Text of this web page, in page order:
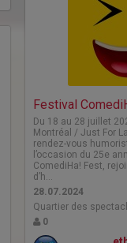
Festival
Du 18 au 28 juillet
Montréal / Just For
rendez-vous
l’occasion du 25e
ComediHa! Fest,
d’h…
28.07.2024
Quartier des
0